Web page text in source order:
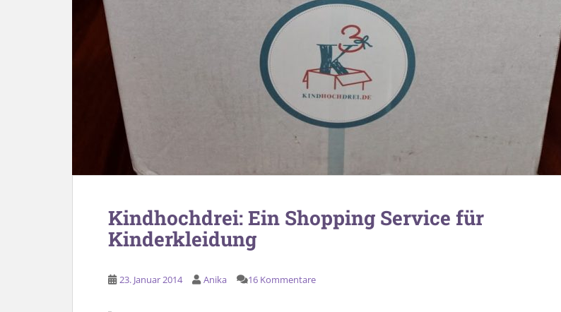
Kindhochdrei: Ein Shopping Service für
Kinderkleidung
23. Januar 2014 Anika 16 Kommentare